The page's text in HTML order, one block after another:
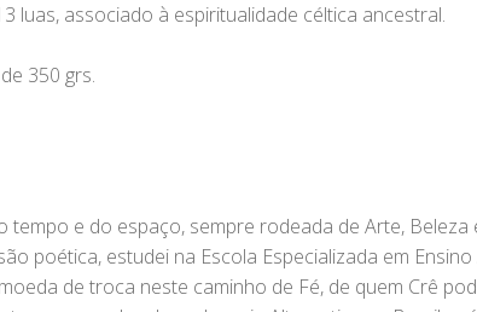
luas, associado à espiritualidade céltica ancestral.
350 grs.
tempo e do espaço, sempre rodeada de Arte, Beleza
poética, estudei na Escola Especializada em
de troca neste caminho de Fé, de quem Crê